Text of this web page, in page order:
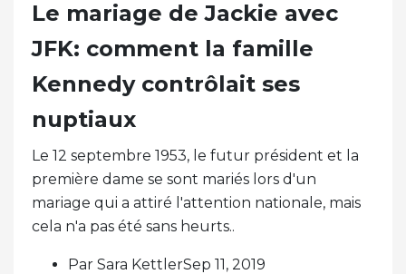
Le mariage de Jackie avec
JFK: comment la famille
Kennedy contrôlait ses
nuptiaux
Le 12 septembre 1953, le futur président et la
première dame se sont mariés lors d'un
mariage qui a attiré l'attention nationale, mais
cela n'a pas été sans heurts..
Par Sara KettlerSep 11, 2019